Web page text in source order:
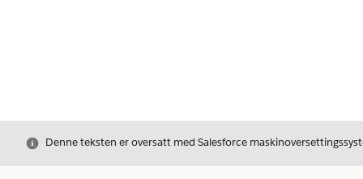
Avslutt
Denne teksten er oversatt med Salesforce